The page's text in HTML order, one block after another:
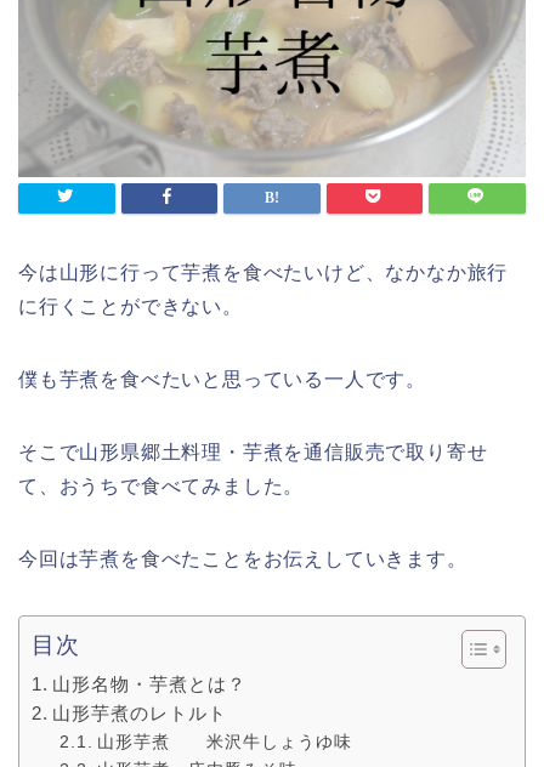
今は山形に行って芋煮を食べたいけど、なかなか旅行
に行くことができない。
僕も芋煮を食べたいと思っている一人です。
そこで山形県郷土料理・芋煮を通信販売で取り寄せ
て、おうちで食べてみました。
今回は芋煮を食べたことをお伝えしていきます。
目次
山形名物・芋煮とは？
山形芋煮のレトルト
山形芋煮 米沢牛しょうゆ味